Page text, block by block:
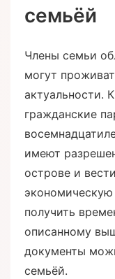
семьёй
Члены семьи
могут
актуальности.
гражданские
имеют
острове и
получить
описанному
документы
семьёй.